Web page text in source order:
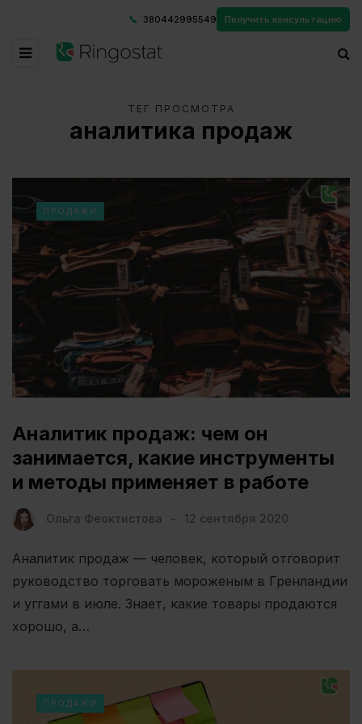
380442995549 Получить консультацию
ТЕГ ПРОСМОТРА
аналитика продаж
ПРОДАЖИ
Аналитик продаж: чем он
занимается, какие инструменты
и методы применяет в работе
Ольга Феоктистова 12 сентября 2020
Аналитик продаж — человек, который отговорит
руководство торговать мороженым в Гренландии
и уггами в июле. Знает, какие товары продаются
хорошо, а…
ПРОДАЖИ